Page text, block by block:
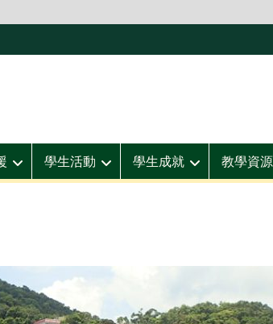
學生活動 學生成就 教學資源